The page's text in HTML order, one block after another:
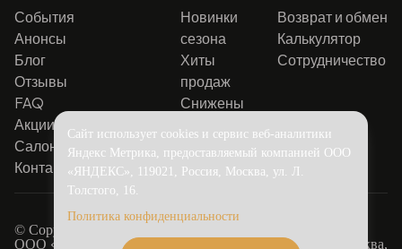
События
Анонсы
Блог
Отзывы
FAQ
Акции
Салоны
Контакты
Новинки
сезона
Хиты
продаж
Снижены
Возврат и обмен
Калькулятор
Сотрудничество
© Copyright 2016-2026.
ООО «Соло Декор». Адрес юридический: 115516, г. Москва,
Сайт использует cookies и сервис веб-аналитики
Яндекс Метрика, предоставляемый компанией ООО
«ЯНДЕКС», 119021, Россия, Москва, ул. Л.
Толстого, 16.
Политика конфиденциальности